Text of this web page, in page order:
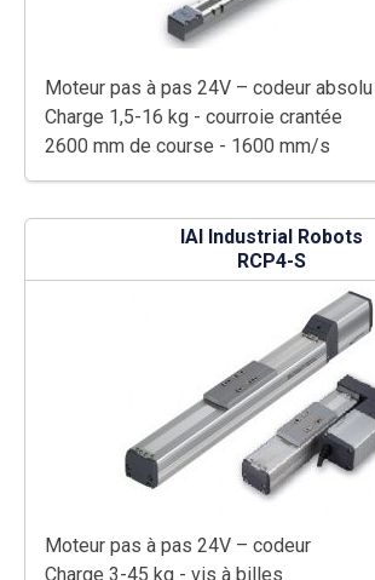
Moteur pas à pas 24V – codeur absolu
Charge 1,5-16 kg - courroie crantée
2600 mm de course - 1600 mm/s
IAI Industrial Robots
RCP4-S
Moteur pas à pas 24V – codeur
Charge 3-45 kg - vis à billes